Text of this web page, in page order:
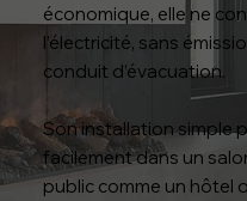
économique, elle ne
l’électricité, sans
conduit d’évacuation.
Son installation simple
facilement dans un
public comme un hôtel